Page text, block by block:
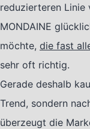
reduzierteren Linie
MONDAINE
möchte, die fast
sehr oft richtig.
Gerade deshalb
Trend, sondern
überzeugt die